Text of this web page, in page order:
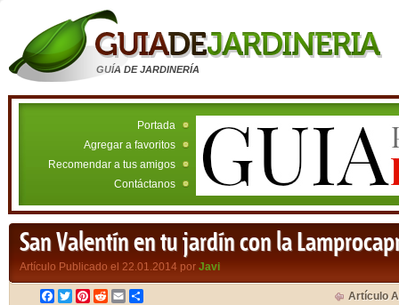
GUÍA DE JARDINERÍA
Portada
Agregar a favoritos
Recomendar a tus amigos
Contáctanos
San Valentín en tu jardín con la
Artículo Publicado el 22.01.2014 por Javi
Facebook
TwitterPinterest
RedditEmail Artículo